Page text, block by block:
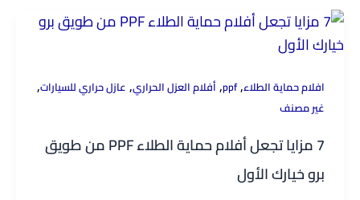
افلام حماية الطلاء,
ppf
,أفلام العزل الحراري, عازل حراري للسيارات,
غير مصنف
7 مزايا تجعل أفلام حماية الطلاء PPF من طويق
برو خيارك الأول